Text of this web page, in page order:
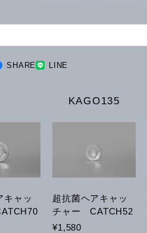
SHARE LINE
KAGO135
キャッ
超抗菌ヘアキャッ
チャー CATCH52
¥1,580